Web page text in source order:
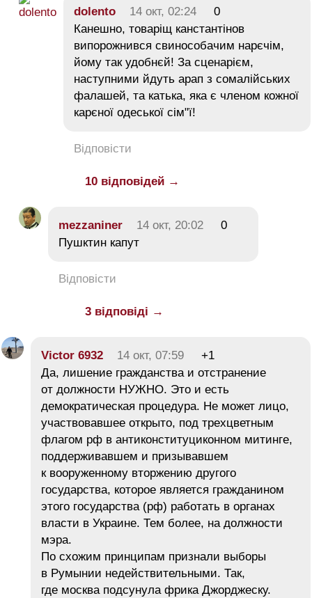
dolento 14 окт, 02:24
0
Канешно, товаріщ канстантінов
випорожнився свинособачим нарєчім,
йому так удобнєй! За сценарієм,
наступними йдуть арап з сомалійських
фалашей, та катька, яка є членом кожної
карєної одеської сім"ї!
Відповісти
10 відповідей →
mezzaniner 14 окт, 20:02
0
Пушктин капут
Відповісти
3 відповіді →
Victor 6932 14 окт, 07:59
+1
Да, лишение гражданства и отстранение
от должности НУЖНО. Это и есть
демократическая процедура. Не может лицо,
участвовавшее открыто, под трехцветным
флагом рф в антиконституциконном митинге,
поддерживавшем и призывавшем
к вооруженному вторжению другого
государства, которое является гражданином
этого государства (рф) работать в органах
власти в Украине. Тем более, на должности
мэра.
По схожим принципам признали выборы
в Румынии недействительными. Так,
где москва подсунула фрика Джорджеску.